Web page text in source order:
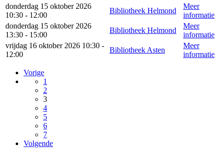
donderdag 15 oktober 2026
10:30 - 12:00
Bibliotheek Helmond
Meer
informatie
donderdag 15 oktober 2026
13:30 - 15:00
Bibliotheek Helmond
Meer
informatie
vrijdag 16 oktober 2026 10:30 -
12:00
Bibliotheek Asten
Meer
informatie
Vorige
1
2
3
4
5
6
7
Volgende